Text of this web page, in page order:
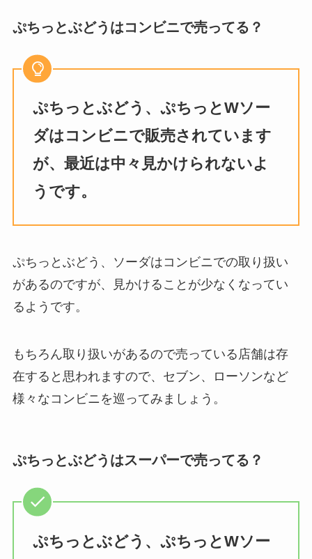
ぷちっとぶどうはコンビニで売ってる？
ぷちっとぶどう、ぷちっとWソー
ダはコンビニで販売されています
が、最近は中々見かけられないよ
うです。
ぷちっとぶどう、ソーダはコンビニでの取り扱い
があるのですが、見かけることが少なくなってい
るようです。
もちろん取り扱いがあるので売っている店舗は存
在すると思われますので、セブン、ローソンなど
様々なコンビニを巡ってみましょう。
ぷちっとぶどうはスーパーで売ってる？
ぷちっとぶどう、ぷちっとWソー